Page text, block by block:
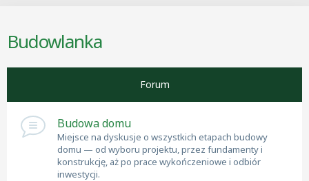
Budowlanka
Forum
Budowa domu
Miejsce na dyskusje o wszystkich etapach budowy
domu — od wyboru projektu, przez fundamenty i
konstrukcję, aż po prace wykończeniowe i odbiór
inwestycji.